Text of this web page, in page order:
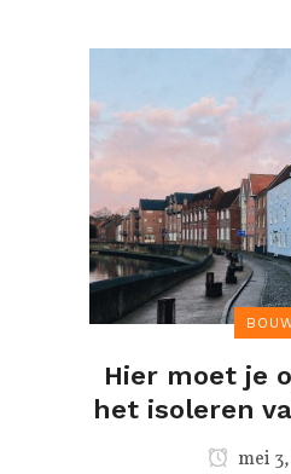
Hier moet je
het isoleren
mei